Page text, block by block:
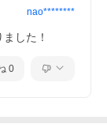
nao********
した！
0